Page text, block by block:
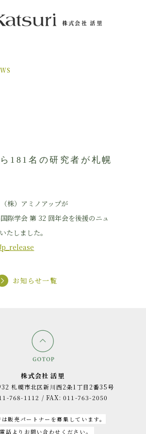
181名の研究者が札幌
株）アミノアップが
際学会 第 32 回年会を後援のニュ
たしました。
お知らせ一覧
株式会社 活里
札幌市北区新川⻄2条1丁目2番35号
768-1112 / FAX: 011-763-2050
販売パートナーを募集しています。
話よりお問い合わせください。